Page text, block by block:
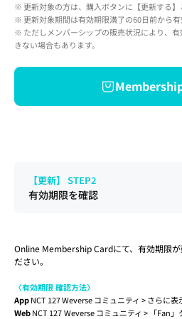
※ 更新対象の方は、購入ボタンに【更新する】
※ 更新対象期間は有効期限満了の60日前から有
※ ただしメンバーシップの販売状況により、
きない場合もあります。
【更新】 STEP2
有効期限を確認
Online Membership Cardにて、有効期限
ださい。
〈有効期限 確認方法〉
App NCT 127 Weverse コミュニティ > さらに
Web NCT 127Weverse コミュニティ > 「Fan